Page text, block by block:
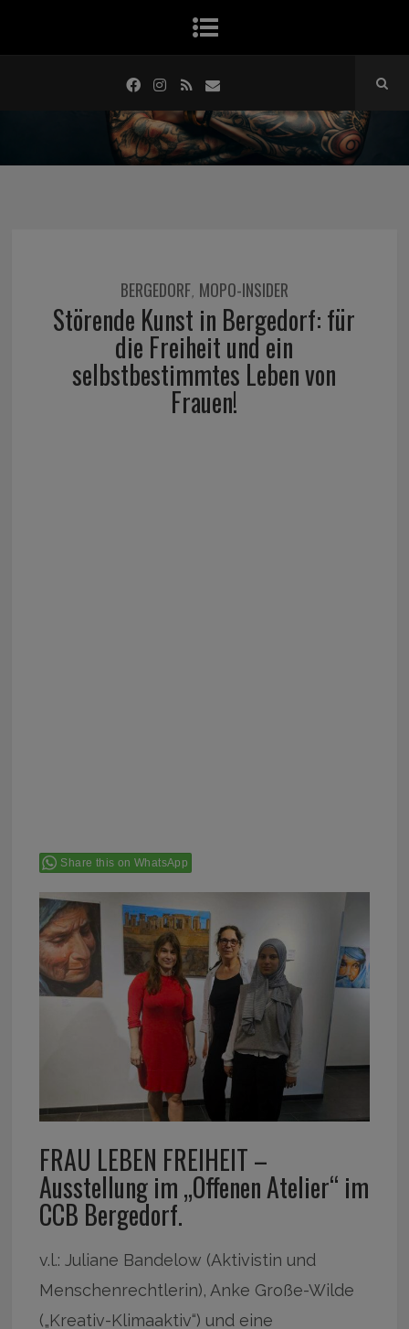
BERGEDORF, MOPO-INSIDER
Störende Kunst in Bergedorf: für
die Freiheit und ein
selbstbestimmtes Leben von
Frauen!
Share this on WhatsApp
FRAU LEBEN FREIHEIT –
Ausstellung im „Offenen Atelier“ im
CCB Bergedorf.
v.l.: Juliane Bandelow (Aktivistin und
Menschenrechtlerin), Anke Große-Wilde
(„Kreativ-Klimaaktiv“) und eine